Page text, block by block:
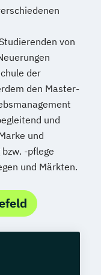
von
der
den Master-
und
und
-pflege
und Märkten.